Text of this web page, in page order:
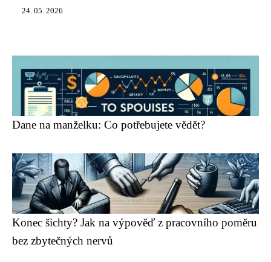
24. 05. 2026
Dane na manželku: Co potřebujete vědět?
Konec šichty? Jak na výpověď z pracovního poměru
bez zbytečných nervů